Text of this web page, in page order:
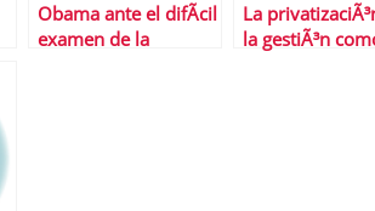
Obama ante el difÃ­cil
examen de la
La
la gestiÃ³n